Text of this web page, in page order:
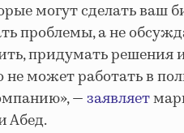
могут сделать ваш
проблемы, а не
придумать решения
не может работать в
—заявляет
Абед.